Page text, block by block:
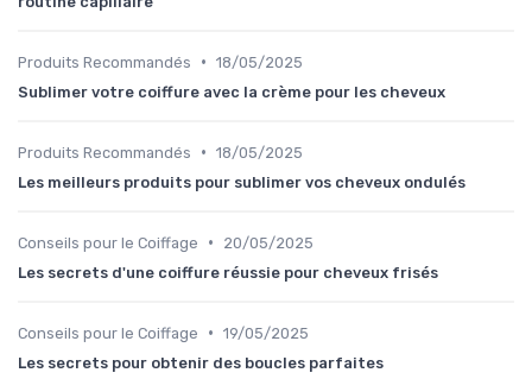
Produits Recommandés • 18/05/2025
Sublimer votre coiffure avec la crème pour les cheveux
Produits Recommandés • 18/05/2025
Les meilleurs produits pour sublimer vos cheveux ondulés
Conseils pour le Coiffage •
20/05/2025
Les secrets d'une coiffure réussie pour cheveux frisés
Conseils pour le Coiffage • 19/05/2025
Les secrets pour obtenir des boucles parfaites